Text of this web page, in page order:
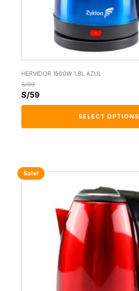
HERVIDOR 1500W 1.8L AZUL
S/99
S/59
SELECT OPTIONS
Sale!